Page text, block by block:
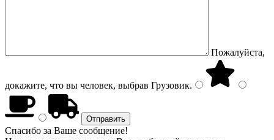
Пожалуйста,
докажите, что вы человек, выбрав Грузовик.
Спасибо за Ваше сообщение!